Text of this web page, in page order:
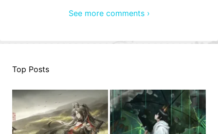
See more comments ›
Top Posts